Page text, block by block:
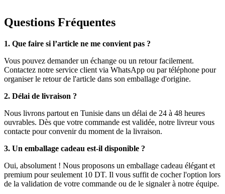
Questions Fréquentes
1. Que faire si l’article ne me convient pas ?
Vous pouvez demander un échange ou un retour facilement.
Contactez notre service client via WhatsApp ou par téléphone pour
organiser le retour de l'article dans son emballage d'origine.
2. Délai de livraison ?
Nous livrons partout en Tunisie dans un délai de 24 à 48 heures
ouvrables. Dès que votre commande est validée, notre livreur vous
contacte pour convenir du moment de la livraison.
3. Un emballage cadeau est-il disponible ?
Oui, absolument ! Nous proposons un emballage cadeau élégant et
premium pour seulement 10 DT. Il vous suffit de cocher l'option lors
de la validation de votre commande ou de le signaler à notre équipe.